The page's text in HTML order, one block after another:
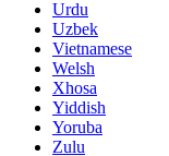
Urdu
Uzbek
Vietnamese
Welsh
Xhosa
Yiddish
Yoruba
Zulu